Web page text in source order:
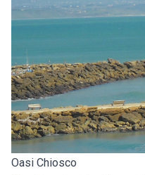
Oasi Chiosco